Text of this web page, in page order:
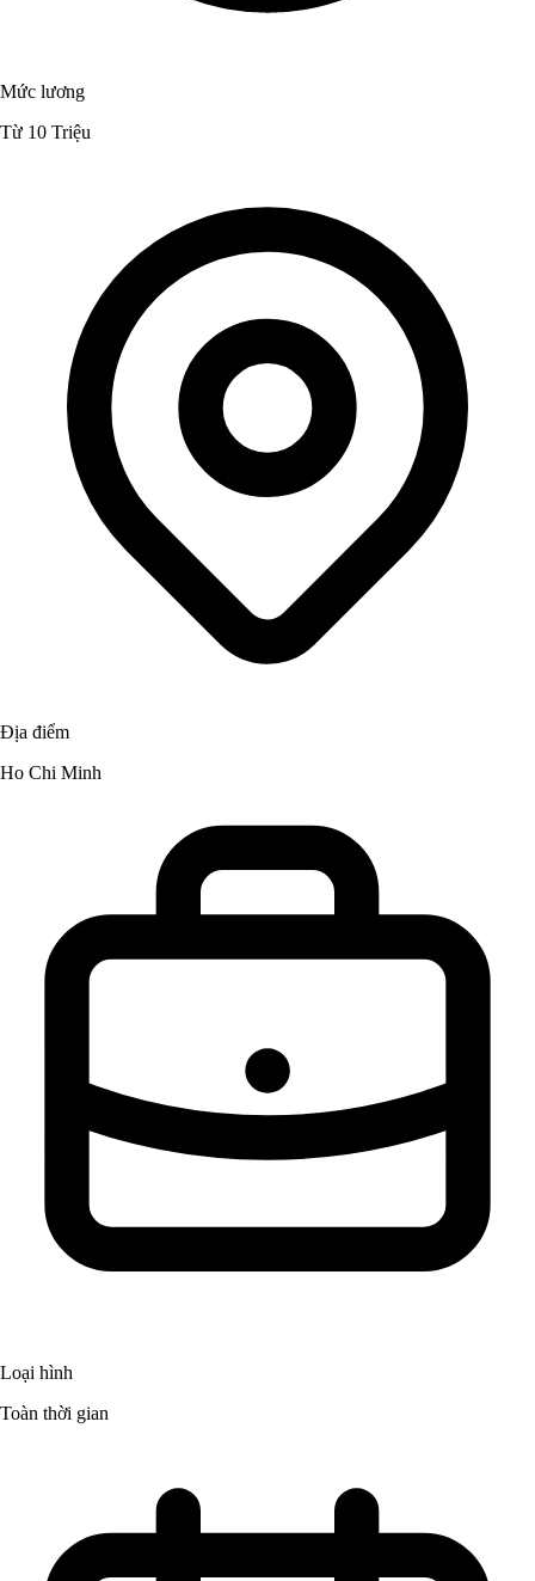
Mức lương
Từ 10 Triệu
Địa điểm
Ho Chi Minh
Loại hình
Toàn thời gian